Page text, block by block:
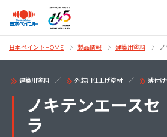
日本ペイントHOME 製品情報 建築用塗料
建築用塗料 外装用仕上げ塗材 薄付
ノキテンエースセ
ラ